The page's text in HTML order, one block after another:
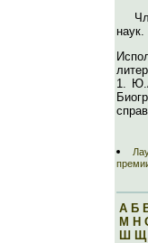
наук.
1.
А Б
М Н
Ш Щ